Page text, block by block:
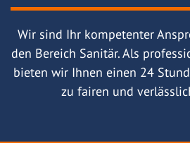
Wir sind Ihr kompetenter
den Bereich Sanitär. Als
bieten wir Ihnen einen 24
zu fairen und